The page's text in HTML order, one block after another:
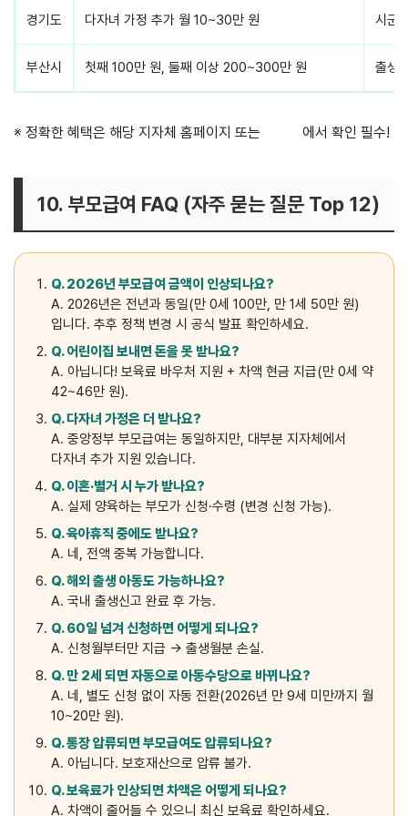
경기도 다자녀 가정 추가 월 10~30만 원 시군
부산시 첫째 100만 원, 둘째 이상 200~300만 원 출생
※ 정확한 혜택은 해당 지자체 홈페이지 또는 에서 확인 필수!
10. 부모급여 FAQ (자주 묻는 질문 Top 12)
Q. 2026년 부모급여 금액이 인상되나요?
A. 2026년은 전년과 동일(만 0세 100만, 만 1세 50만 원)
입니다. 추후 정책 변경 시 공식 발표 확인하세요.
Q. 어린이집 보내면 돈을 못 받나요?
A. 아닙니다! 보육료 바우처 지원 + 차액 현금 지급(만 0세 약
42~46만 원).
Q. 다자녀 가정은 더 받나요?
A. 중앙정부 부모급여는 동일하지만, 대부분 지자체에서
다자녀 추가 지원 있습니다.
Q. 이혼·별거 시 누가 받나요?
A. 실제 양육하는 부모가 신청·수령 (변경 신청 가능).
Q. 육아휴직 중에도 받나요?
A. 네, 전액 중복 가능합니다.
Q. 해외 출생 아동도 가능하나요?
A. 국내 출생신고 완료 후 가능.
Q. 60일 넘겨 신청하면 어떻게 되나요?
A. 신청월부터만 지급 → 출생월분 손실.
Q. 만 2세 되면 자동으로 아동수당으로 바뀌나요?
A. 네, 별도 신청 없이 자동 전환(2026년 만 9세 미만까지 월
10~20만 원).
Q. 통장 압류되면 부모급여도 압류되나요?
A. 아닙니다. 보호재산으로 압류 불가.
Q. 보육료가 인상되면 차액은 어떻게 되나요?
A. 차액이 줄어들 수 있으니 최신 보육료 확인하세요.